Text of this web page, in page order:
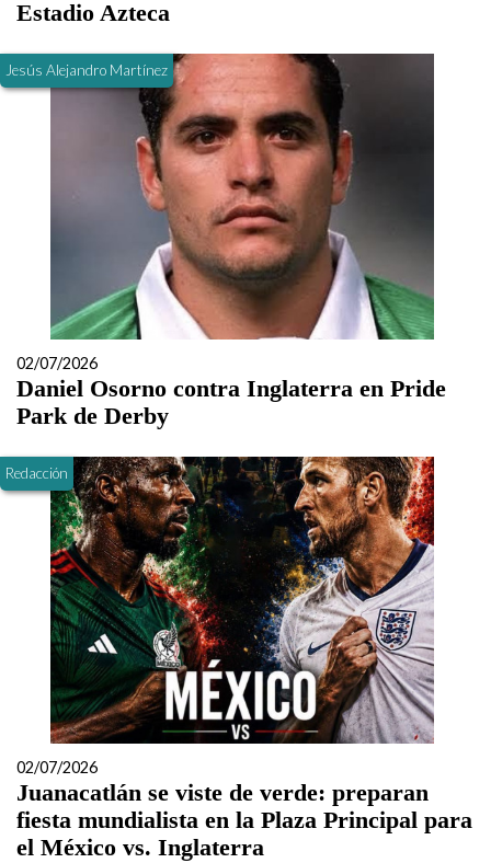
Estadio Azteca
Jesús Alejandro Martínez
02/07/2026
Daniel Osorno contra Inglaterra en Pride
Park de Derby
Redacción
02/07/2026
Juanacatlán se viste de verde: preparan
fiesta mundialista en la Plaza Principal para
el México vs. Inglaterra